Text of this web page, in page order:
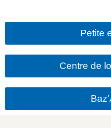
Petite
Centre de